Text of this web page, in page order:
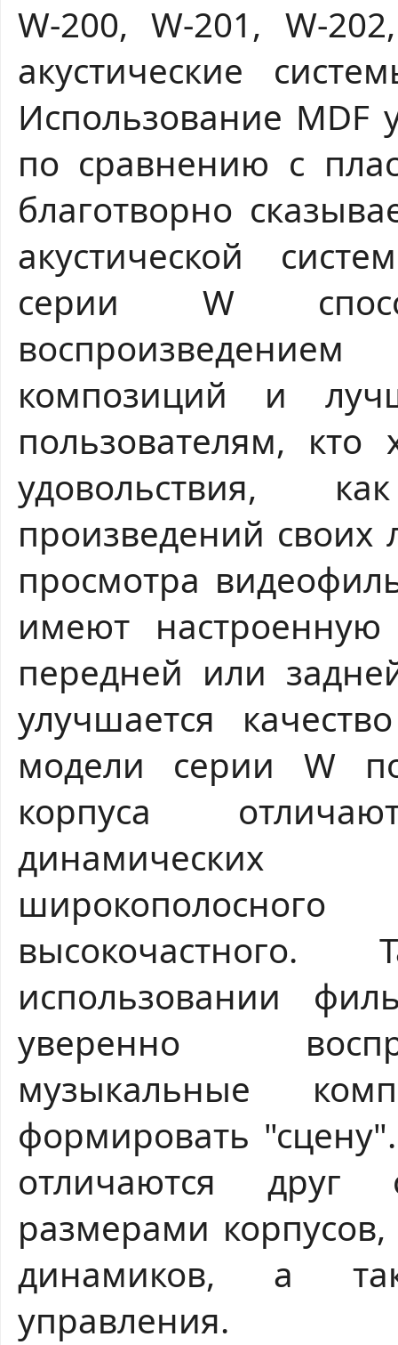
W-200, W-201, W-
акустические
Использование MDF
по сравнению с
благотворно
акустической
серии W
композиций и
пользователям, кто
удовольствия,
произведений
просмотра
имеют
передней или
улучшается
модели серии W
корпуса
использовании
уверенно
музыкальные
формировать
отличаются друг
размерами
динамиков, а
управления.